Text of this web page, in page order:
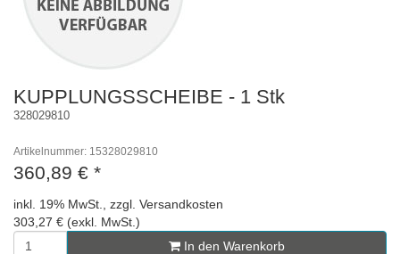
KUPPLUNGSSCHEIBE - 1 Stk
328029810
Artikelnummer: 15328029810
360,89 € *
inkl. 19% MwSt., zzgl. Versandkosten
303,27 € (exkl. MwSt.)
In den Warenkorb